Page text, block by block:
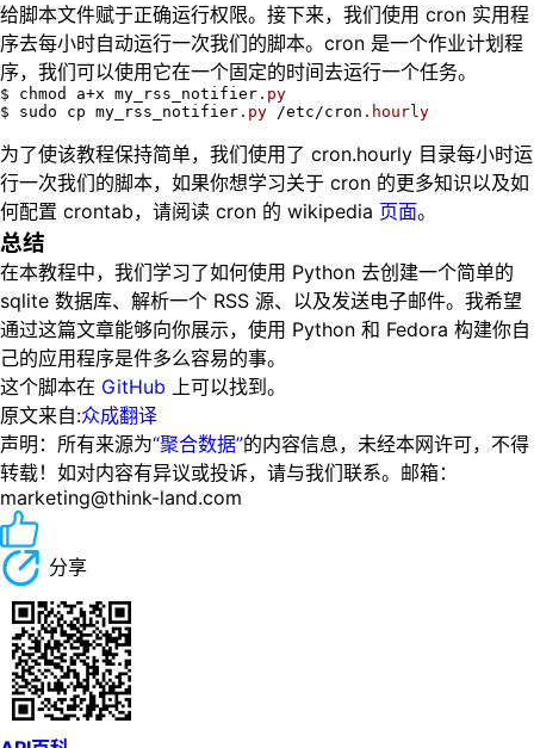
给脚本文件赋于正确运行权限。接下来，我们使用 cron 实用程
序去每小时自动运行一次我们的脚本。cron 是一个作业计划程
序，我们可以使用它在一个固定的时间去运行一个任务。
$ chmod a+x my_rss_notifier .py
$ sudo cp my_rss_notifier .py /etc/cron .hourly
为了使该教程保持简单，我们使用了 cron.hourly 目录每小时运
行一次我们的脚本，如果你想学习关于 cron 的更多知识以及如
何配置 crontab，请阅读 cron 的 wikipedia 页面。
总结
在本教程中，我们学习了如何使用 Python 去创建一个简单的
sqlite 数据库、解析一个 RSS 源、以及发送电子邮件。我希望
通过这篇文章能够向你展示，使用 Python 和 Fedora 构建你自
己的应用程序是件多么容易的事。
这个脚本在 GitHub 上可以找到。
原文来自:众成翻译
声明：所有来源为“聚合数据”的内容信息，未经本网许可，不得
转载！如对内容有异议或投诉，请与我们联系。邮箱：
marketing@think-land.com
分享